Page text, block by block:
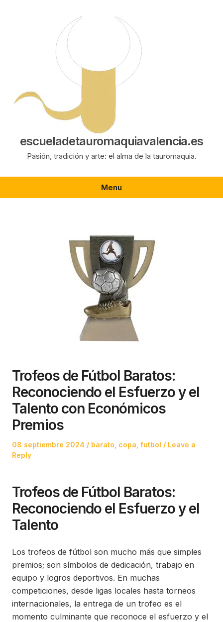
escueladetauromaquiavalencia.es
Pasión, tradición y arte: el alma de la tauromaquia.
Menu
Trofeos de Fútbol Baratos:
Reconociendo el Esfuerzo y el
Talento con Económicos
Premios
Posted
on
08 septiembre 2024
Posted
barato copa futbol
Leave a
Reply
Trofeos de Fútbol Baratos:
Reconociendo el Esfuerzo y el
Talento
Los trofeos de fútbol son mucho más que simples
premios; son símbolos de dedicación, trabajo en
equipo y logros deportivos. En muchas
competiciones, desde ligas locales hasta torneos
internacionales, la entrega de un trofeo es el
momento culminante que reconoce el esfuerzo y el